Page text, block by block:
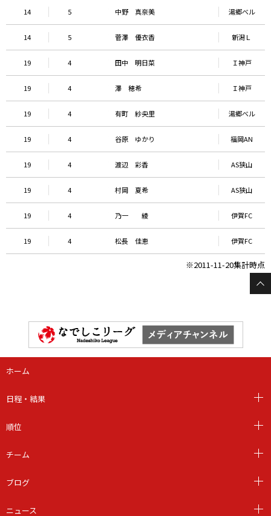
14 5 中野 真奈美 湯郷べル
14 5 菅澤 優衣香 新潟Ｌ
19 4 田中 明日菜 Ｉ神戸
19 4 澤 穂希 Ｉ神戸
19 4 有町 紗央里 湯郷べル
19 4 谷原 ゆかり 福岡AN
19 4 渡辺 彩香 AS狭山
19 4 村岡 夏希 AS狭山
19 4 乃一 綾 伊賀FC
19 4 松長 佳恵 伊賀FC
※2011-11-20集計時点
ホーム
日程・結果
順位
チーム
ブログ
ニュース